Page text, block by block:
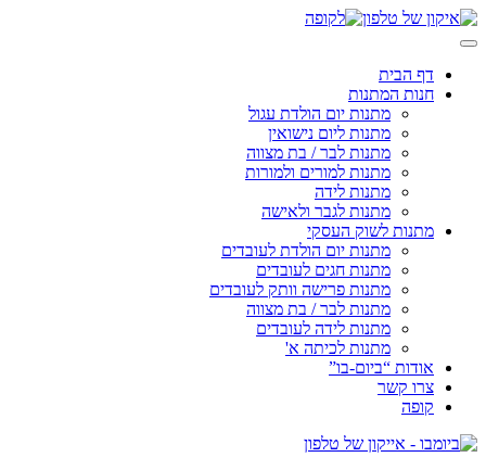
Skip
to
דף הבית
חנות המתנות
מתנות יום הולדת עגול
מתנות ליום נישואין
מתנות לבר / בת מצווה
מתנות למורים ולמורות
מתנות לידה
מתנות לגבר ולאישה
מתנות לשוק העסקי
מתנות יום הולדת לעובדים
מתנות חגים לעובדים
מתנות פרישה וותק לעובדים
מתנות לבר / בת מצווה
מתנות לידה לעובדים
מתנות לכיתה א'
אודות “ביום-בו”
צרו קשר
קופה